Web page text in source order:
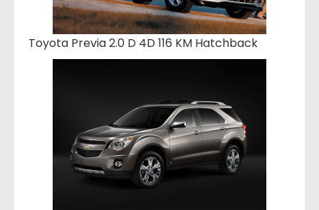
Toyota Previa 2.0 D 4D 116 KM Hatchback